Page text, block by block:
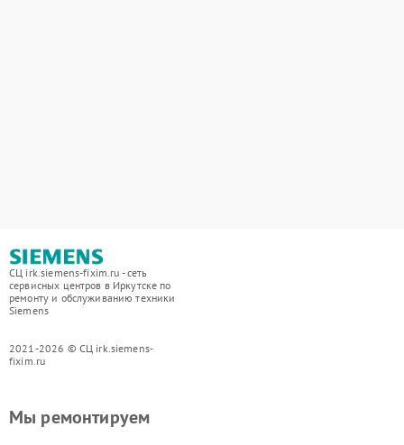
СЦ irk.siemens-fixim.ru - сеть
сервисных центров в Иркутске по
ремонту и обслуживанию техники
Siemens
2021-2026 © СЦ irk.siemens-
fixim.ru
Мы ремонтируем